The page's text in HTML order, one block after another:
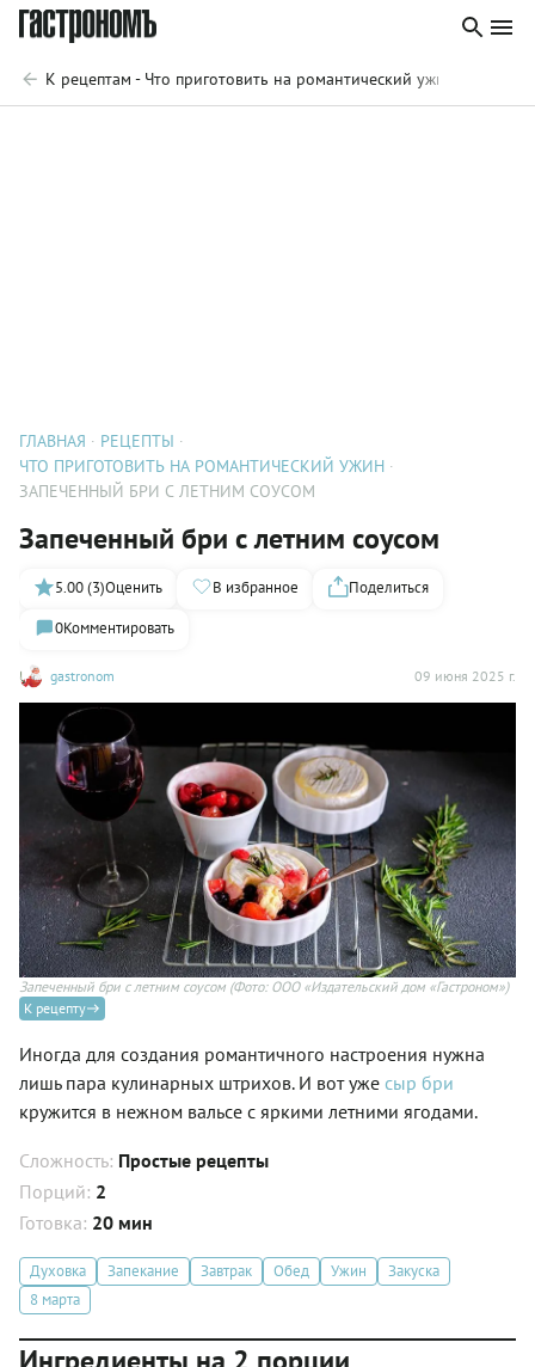
К рецептам - Что приготовить на романтический ужин
ГЛАВНАЯ
РЕЦЕПТЫ
ЧТО ПРИГОТОВИТЬ НА РОМАНТИЧЕСКИЙ УЖИН
ЗАПЕЧЕННЫЙ БРИ С ЛЕТНИМ СОУСОМ
Запеченный бри с летним соусом
gastronom 09 июня 2025 г.
5.00 (3)Оценить В избранное
Поделиться
0Комментировать
Запеченный бри с летним соусом (Фото: ООО «Издательский дом «Гастроном»)
К рецепту
Иногда для создания романтичного настроения нужна
лишь пара кулинарных штрихов. И вот уже сыр бри
кружится в нежном вальсе с яркими летними ягодами.
Сложность: Простые рецепты
Порций: 2
Готовка: 20 мин
Духовка Запекание Завтрак Обед Ужин
Закуска
8 марта